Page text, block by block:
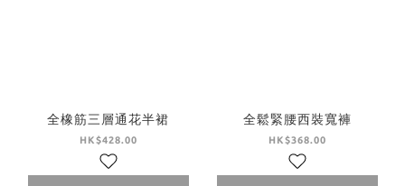
全橡筋三層通花半裙
HK$428.00
全鬆緊腰西裝寬褲
HK$368.00